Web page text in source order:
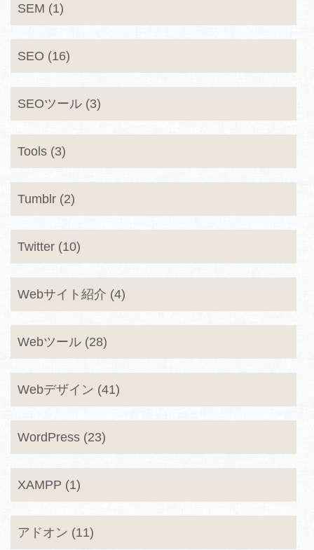
SEM (1)
SEO (16)
SEOツール (3)
Tools (3)
Tumblr (2)
Twitter (10)
Webサイト紹介 (4)
Webツール (28)
Webデザイン (41)
WordPress (23)
XAMPP (1)
アドオン (11)